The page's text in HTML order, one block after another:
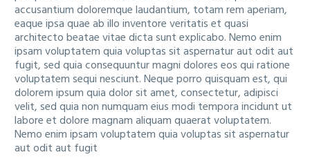
accusantium doloremque laudantium, totam rem aperiam,
eaque ipsa quae ab illo inventore veritatis et quasi
architecto beatae vitae dicta sunt explicabo. Nemo enim
ipsam voluptatem quia voluptas sit aspernatur aut odit aut
fugit, sed quia consequuntur magni dolores eos qui ratione
voluptatem sequi nesciunt. Neque porro quisquam est, qui
dolorem ipsum quia dolor sit amet, consectetur, adipisci
velit, sed quia non numquam eius modi tempora incidunt ut
labore et dolore magnam aliquam quaerat voluptatem.
Nemo enim ipsam voluptatem quia voluptas sit aspernatur
aut odit aut fugit